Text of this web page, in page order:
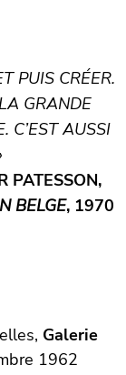
PUIS CRÉER.
GRANDE
C’EST AUSSI
PATESSON,
BELGE, 1970
Galerie
1962